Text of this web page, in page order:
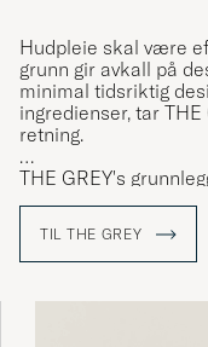
Hudpleie skal være
grunn gir avkall på
minimal tidsriktig
ingredienser, tar
retning.
THE GREY's
hudpleieprodukter
funksjon ved
TIL THE GREY